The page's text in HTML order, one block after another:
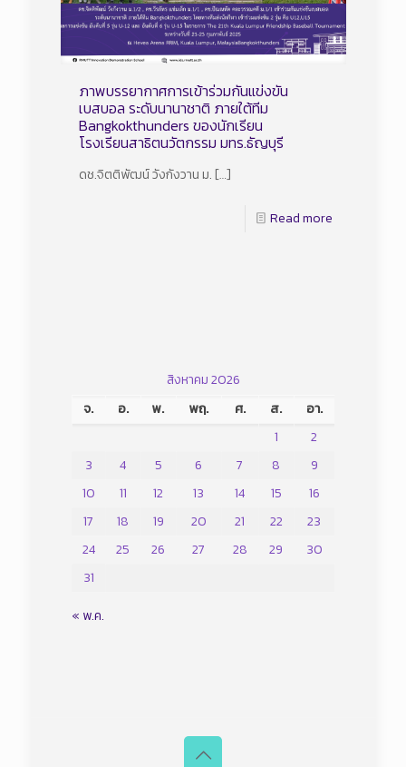
ภาพบรรยากาศการเข้าร่วมกันแข่งขัน
เบสบอล ระดับนานาชาติ ภายใต้ทีม
Bangkokthunders ของนักเรียน
โรงเรียนสาธิตนวัตกรรม มทร.ธัญบุรี
ดช.จิตติพัฒน์ วังกังวาน ม.[…]
Read more
สิงหาคม 2026
จ.
อ. พ. พฤ. ศ. ส.
อา.
1
2
3
4 5 6 7 8
9
10
11 12 13 14 15
16
17
18 19 20 21 22
23
24
25 26 27 28 29
30
31
« พ.ค.